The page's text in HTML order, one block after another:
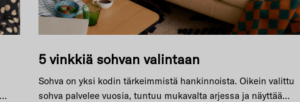
5 vinkkiä sohvan valintaan
Sohva on yksi kodin tärkeimmistä hankinnoista. Oikein valittu
sohva palvelee vuosia, tuntuu mukavalta arjessa ja näyttää